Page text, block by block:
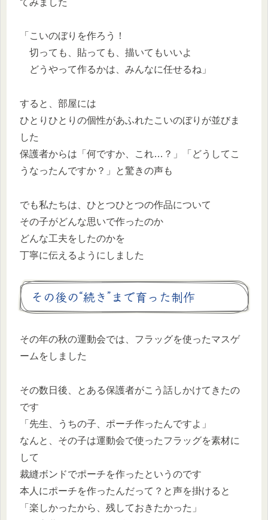
「こいのぼりを作ろう！
切っても、貼っても、描いてもいいよ
どうやって作るかは、みんなに任せるね」
すると、部屋には
ひとりひとりの個性があふれたこいのぼりが並びま
した
保護者からは「何ですか、これ…？」「どうしてこ
うなったんですか？」と驚きの声も
でも私たちは、ひとつひとつの作品について
その子がどんな思いで作ったのか
どんな工夫をしたのかを
丁寧に伝えるようにしました
その後の“続き”まで育った制作
その年の秋の運動会では、フラッグを使ったマスゲ
ームをしました
その数日後、とある保護者がこう話しかけてきたの
です
「先生、うちの子、ポーチ作ったんですよ」
なんと、その子は運動会で使ったフラッグを素材に
して
裁縫ボンドでポーチを作ったというのです
本人にポーチを作ったんだって？と声を掛けると
「楽しかったから、残しておきたかった」